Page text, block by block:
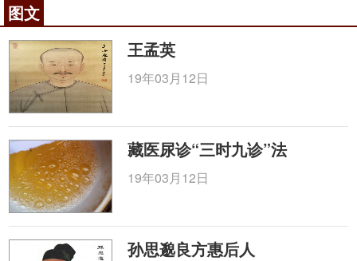
图文
王孟英
19年03月12日
藏医尿诊“三时九诊”法
19年03月12日
孙思邈良方惠后人